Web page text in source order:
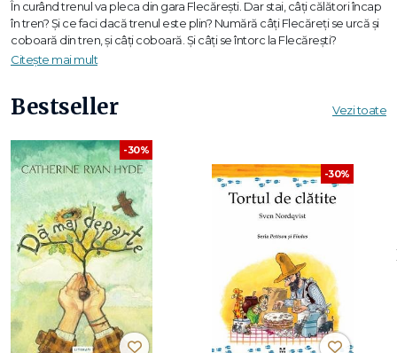
În curând trenul va pleca din gara Flecărești. Dar stai, câți călători încap
în tren? Și ce faci dacă trenul este plin? Numără câți Flecăreți se urcă și
coboară din tren, și câți coboară. Și câți se întorc la Flecărești?
Citește mai mult
Bestseller Vezi toate
-30%
-30%